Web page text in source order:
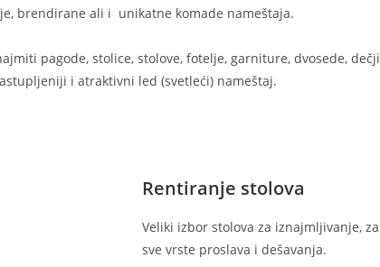
brendirane ali i unikatne komade nameštaja.
pagode, stolice, stolove, fotelje, garniture, dvosede, dečji
i atraktivni led (svetleći) nameštaj.
Rentiranje stolova
Veliki izbor stolova za iznajmljivanje, za
sve vrste proslava i dešavanja.